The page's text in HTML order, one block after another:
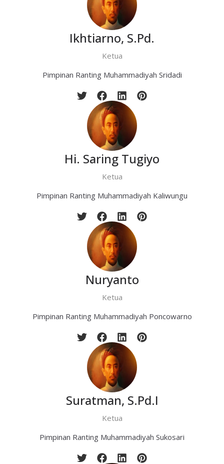
Ikhtiarno, S.Pd.
Ketua
Pimpinan Ranting Muhammadiyah Sridadi
Hi. Saring Tugiyo
Ketua
Pimpinan Ranting Muhammadiyah Kaliwungu
Nuryanto
Ketua
Pimpinan Ranting Muhammadiyah Poncowarno
Suratman, S.Pd.I
Ketua
Pimpinan Ranting Muhammadiyah Sukosari